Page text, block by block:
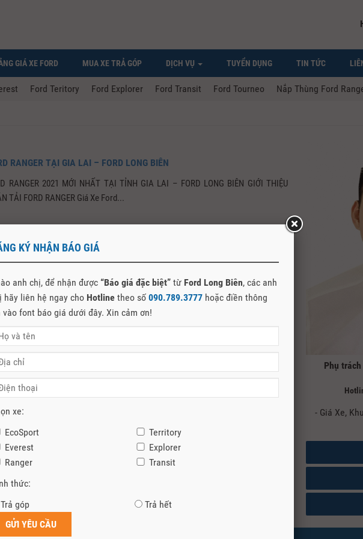
GIÁ XE FORD MUA XE TRẢ GÓP DỊCH VỤ TUYỂN DỤNG TIN TỨC
Ford Teritory Ford Explorer Ford Transit Ford Tourneo Nắp Thùng Ford
RANGER TẠI GIA LAI – FORD LONG BIÊN
RANGER 2021 MỚI NHẤT TẠI TỈNH GIA LAI – FORD LONG BIÊN GIỚI THIỆU
TẢI FORD RANGER Giá Xe Ford...
Phụ
- Giá Xe,
KÝ NHẬN BÁO GIÁ
anh chị, để nhận được “Báo giá đặc biệt” từ Ford Long Biên, các anh
hãy liên hệ ngay cho Hotline theo số 090.789.3777 hoặc điền thông
vào font báo giá dưới đây. Xin cảm ơn!
xe:
EcoSport
Territory
Everest
Explorer
Ranger
Transit
thức:
Trả góp
Trả hết